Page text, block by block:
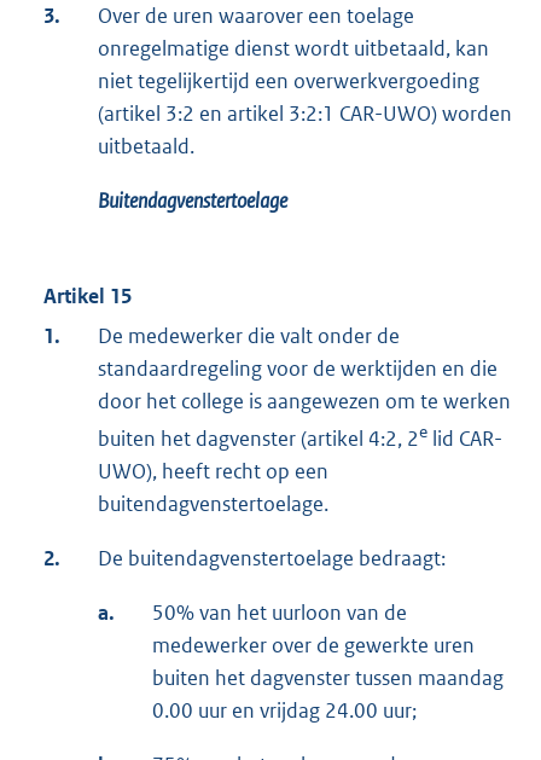
3.
Over de uren waarover een toelage
onregelmatige dienst wordt uitbetaald, kan
niet tegelijkertijd een overwerkvergoeding
(artikel 3:2 en artikel 3:2:1 CAR-UWO) worden
uitbetaald.
Buitendagvenstertoelage
Artikel 15
1.
De medewerker die valt onder de
standaardregeling voor de werktijden en die
door het college is aangewezen om te werken
buiten het dagvenster (artikel 4:2, 2e lid CAR-
UWO), heeft recht op een
buitendagvenstertoelage.
2. De buitendagvenstertoelage bedraagt:
a.
50% van het uurloon van de
medewerker over de gewerkte uren
buiten het dagvenster tussen maandag
0.00 uur en vrijdag 24.00 uur;